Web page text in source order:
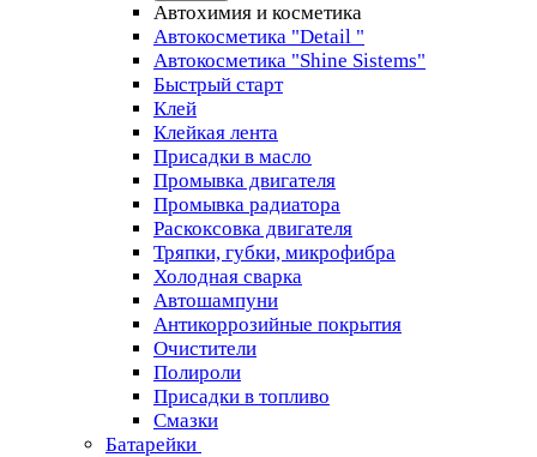
Автохимия и косметика
Автокосметика "Detail "
Автокосметика "Shine Sistems"
Быстрый старт
Клей
Клейкая лента
Присадки в масло
Промывка двигателя
Промывка радиатора
Раскоксовка двигателя
Тряпки, губки, микрофибра
Холодная сварка
Автошампуни
Антикоррозийные покрытия
Очистители
Полироли
Присадки в топливо
Смазки
Батарейки